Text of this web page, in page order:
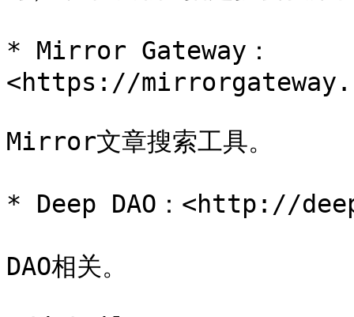
* Mirror Gateway：
<https://
Mirror文章搜索工具。
* Deep DAO：<http://
DAO相关。